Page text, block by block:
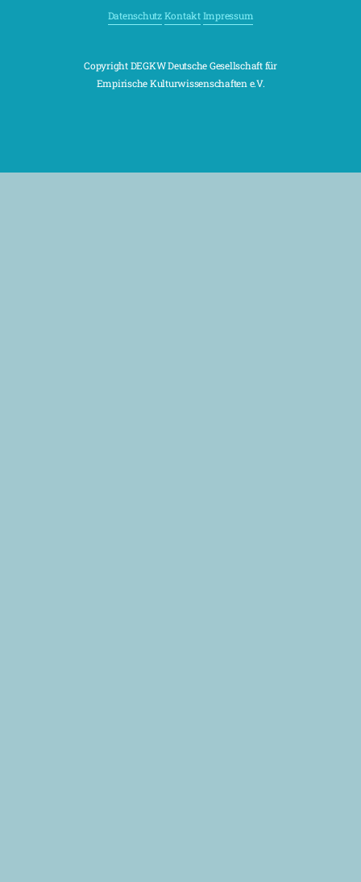
DatenschutzKontaktImpressum
Copyright DEGKW Deutsche Gesellschaft für
Empirische Kulturwissenschaften e.V.